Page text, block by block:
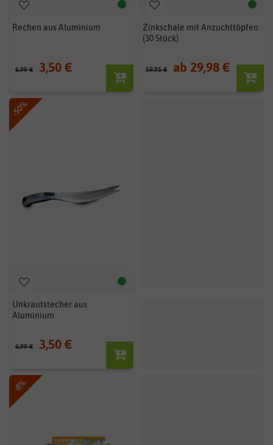
Rechen aus Aluminium
6,99 € 3,50 €
Zinkschale mit Anzuchttöpfen
(30 Stück)
59,95 € ab 29,98 €
-50%
Unkrautstecher aus
Aluminium
6,99 € 3,50 €
-8%